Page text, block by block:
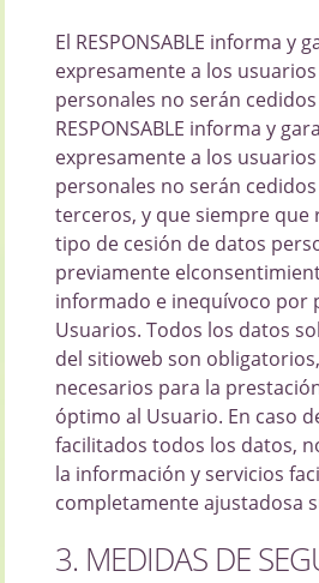
El RESPONSABLE informa y
expresamente a los
personales no serán cedidos
RESPONSABLE informa y
expresamente a los
personales no serán
terceros, y que siempre que
tipo de cesión de datos
previamente
informado e inequívoco por
Usuarios. Todos los datos
del sitioweb son
necesarios para la
óptimo al Usuario. En caso
facilitados todos los datos,
la información y servicios
completamente ajustadosa
3. MEDIDAS DE